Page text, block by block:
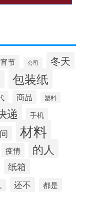
节 公司 冬天
包装纸
商品 塑料
递 手机
材料
疫情 的人
纸箱
还不 都是